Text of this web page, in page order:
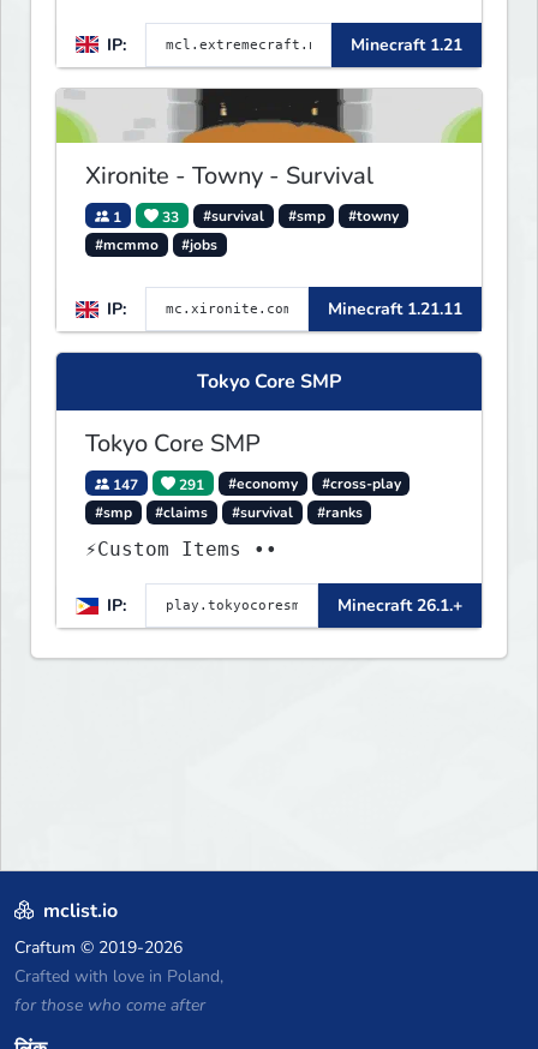
journey through a plethora of
exhilarating game modes,
blending both timeless
classics and innovative new
experiences seamlessly.
IP: Minecraft 1.21
Xironite - Towny - Survival
1 33 #survival #smp
#towny
#mcmmo
#jobs
IP: Minecraft 1.21.11
Tokyo Core SMP
Tokyo Core SMP
147 291 #economy
#cross-play
#smp
#claims #survival #ranks
⚡Custom Items ••
IP: Minecraft 26.1.+
mclist.io
Craftum © 2019-2026
Crafted with love in Poland,
for those who come after